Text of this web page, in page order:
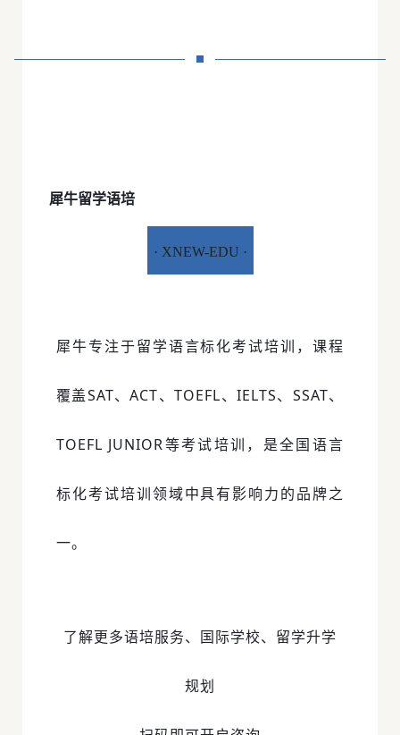
犀牛留学语培
· XNEW-EDU ·
犀牛专注于留学语言标化考试培训，课程
覆盖SAT、ACT、TOEFL、IELTS、SSAT、
TOEFL JUNIOR等考试培训，是全国语言
标化考试培训领域中具有影响力的品牌之
一。
了解更多语培服务、国际学校、留学升学
规划